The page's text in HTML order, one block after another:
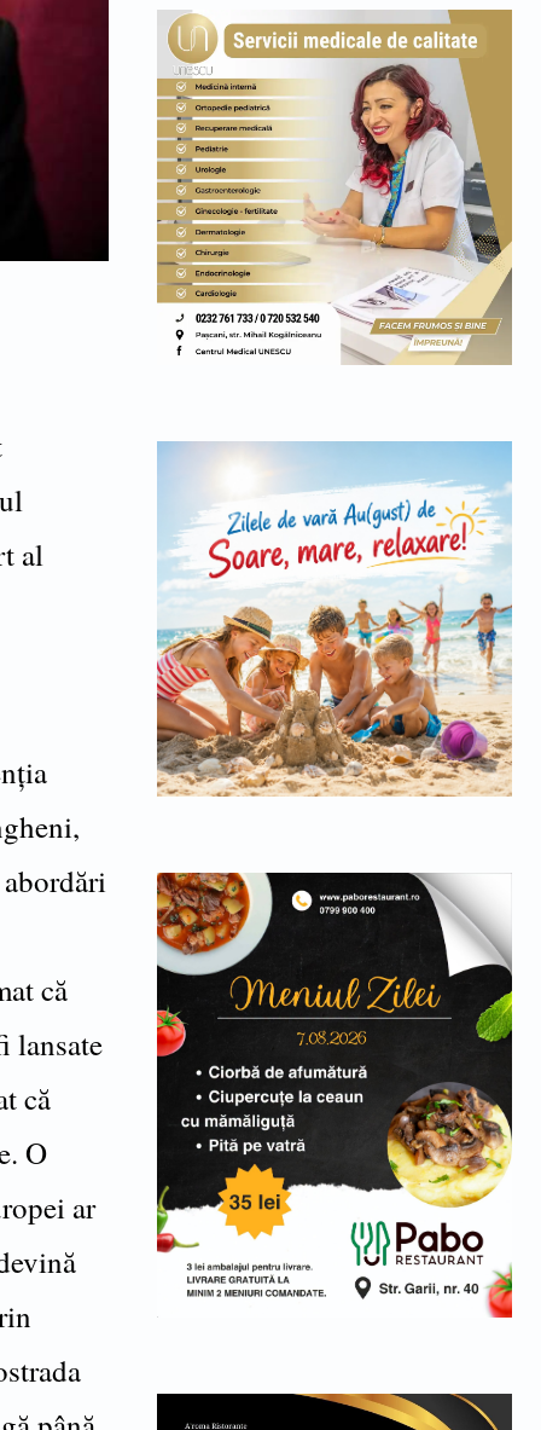
al
că
lansate
că
O
ar